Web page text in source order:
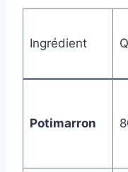
Ingrédient
Potimarron